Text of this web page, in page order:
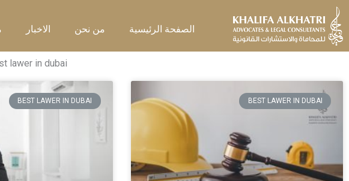
تخطي
إلى
المحتوى
الصفحة الرئيسية من نحن الاخبار
lawer in dubai
BEST LAWER IN DUBAI
BEST LAWER IN DUBAI